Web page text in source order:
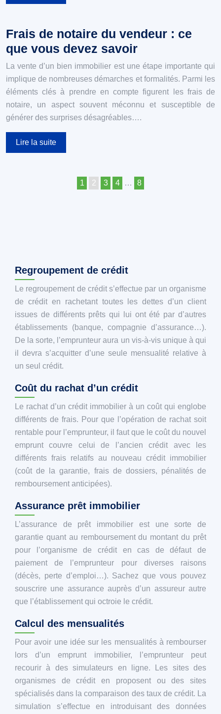
Frais de notaire du vendeur : ce
que vous devez savoir
La vente d’un bien immobilier est une étape importante qui
implique de nombreuses démarches et formalités. Parmi les
éléments clés à prendre en compte figurent les frais de
notaire, un aspect souvent méconnu et susceptible de
générer des surprises désagréables….
Lire la suite
1 2 3 4 … 8
Regroupement de crédit
Le regroupement de crédit s’effectue par un organisme
de crédit en rachetant toutes les dettes d’un client
issues de différents prêts qui lui ont été par d’autres
établissements (banque, compagnie d’assurance…).
De la sorte, l’emprunteur aura un vis-à-vis unique à qui
il devra s’acquitter d’une seule mensualité relative à
un seul crédit.
Coût du rachat d’un crédit
Le rachat d’un crédit immobilier à un coût qui englobe
différents de frais. Pour que l’opération de rachat soit
rentable pour l’emprunteur, il faut que le coût du nouvel
emprunt couvre celui de l’ancien crédit avec les
différents frais relatifs au nouveau crédit immobilier
(coût de la garantie, frais de dossiers, pénalités de
remboursement anticipées).
Assurance prêt immobilier
L’assurance de prêt immobilier est une sorte de
garantie quant au remboursement du montant du prêt
pour l’organisme de crédit en cas de défaut de
paiement de l’emprunteur pour diverses raisons
(décès, perte d’emploi…). Sachez que vous pouvez
souscrire une assurance auprès d’un assureur autre
que l’établissement qui octroie le crédit.
Calcul des mensualités
Pour avoir une idée sur les mensualités à rembourser
lors d’un emprunt immobilier, l’emprunteur peut
recourir à des simulateurs en ligne. Les sites des
organismes de crédit en proposent ou des sites
spécialisés dans la comparaison des taux de crédit. La
simulation s’effectue en introduisant des données